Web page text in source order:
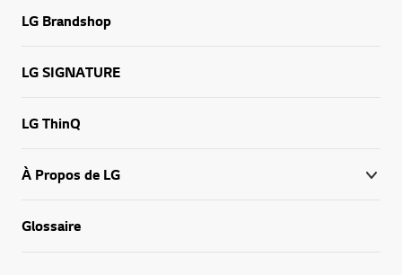
LG Brandshop
LG SIGNATURE
LG ThinQ
À Propos de LG
Glossaire